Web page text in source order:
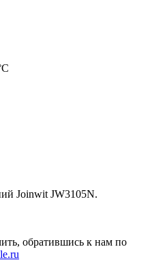
Joinwit JW3105N.
обратившись к нам по